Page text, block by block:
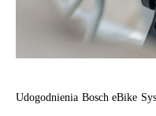
Udogodnienia Bosch eBike